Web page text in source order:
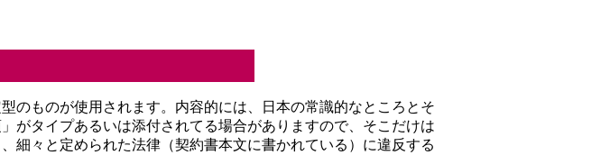
のものが使用されます。内容的には、日本の常識的なところとそ
がタイプあるいは添付されてる場合がありますので、そこだけは
細々と定められた法律（契約書本文に書かれている）に違反する